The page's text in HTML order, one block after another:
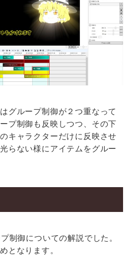
グループ制御が２つ重なって
プ制御も反映しつつ、その下
キャラクターだけに反映させ
らない様にアイテムをグルー
制御についての解説でした。
となります。